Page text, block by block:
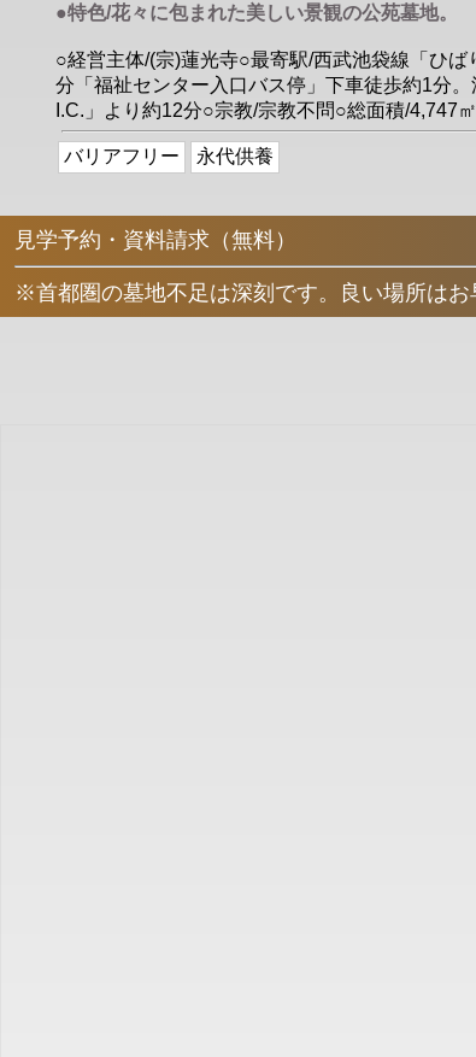
●特色/花々に包まれた美しい景観の公苑墓地。
○経営主体/(宗)蓮光寺○最寄駅/西武池袋線「ひ
分「福祉センター入口バス停」下車徒歩約1分
I.C.」より約12分○宗教/宗教不問○総面積/4,747
バリアフリー 永代供養
見学予約・資料請求（無料）
※首都圏の墓地不足は深刻です。良い場所はお